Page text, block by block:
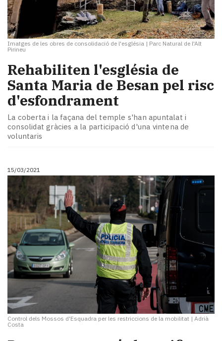
Imatges de les obres de consolidació de l'església | Parc Natural de l'Alt
Pirineu
Rehabiliten l'església de
Santa Maria de Besan pel risc
d'esfondrament
La coberta i la façana del temple s'han apuntalat i
consolidat gràcies a la participació d'una vintena de
voluntaris
15/03/2021
Control dels Mossos d'Esquadra per les restriccions de la mobilitat | Adrià
Costa